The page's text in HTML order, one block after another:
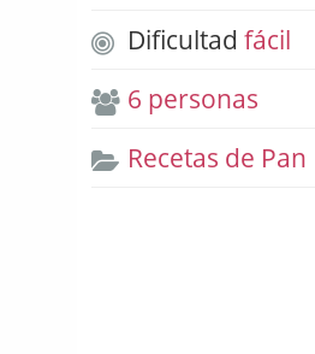
Dificultad fácil
6 personas
Recetas de Pan